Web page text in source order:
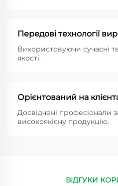
Передові технології
Використовуючи сучасні
якості.
Орієнтований на
Досвідчені професіонали
високоякісну продукцію.
ВІДГУКИ